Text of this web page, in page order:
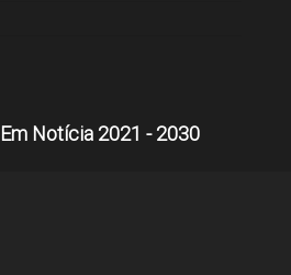
Em Notícia 2021 - 2030